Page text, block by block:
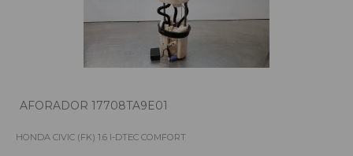
AFORADOR 17708TA9E01
HONDA CIVIC (FK) 1.6 I-DTEC COMFORT